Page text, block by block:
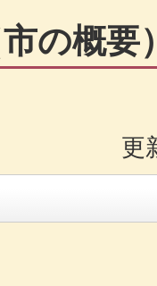
の概要
更